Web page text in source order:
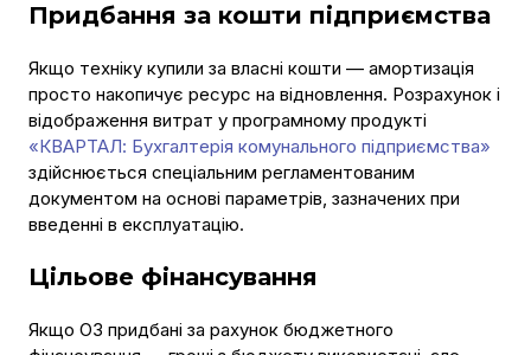
Придбання за кошти підприємства
Якщо техніку купили за власні кошти — амортизація
просто накопичує ресурс на відновлення. Розрахунок і
відображення витрат у програмному продукті
«КВАРТАЛ: Бухгалтерія комунального підприємства»
здійснюється спеціальним регламентованим
документом на основі параметрів, зазначених при
введенні в експлуатацію.
Цільове фінансування
Якщо ОЗ придбані за рахунок бюджетного